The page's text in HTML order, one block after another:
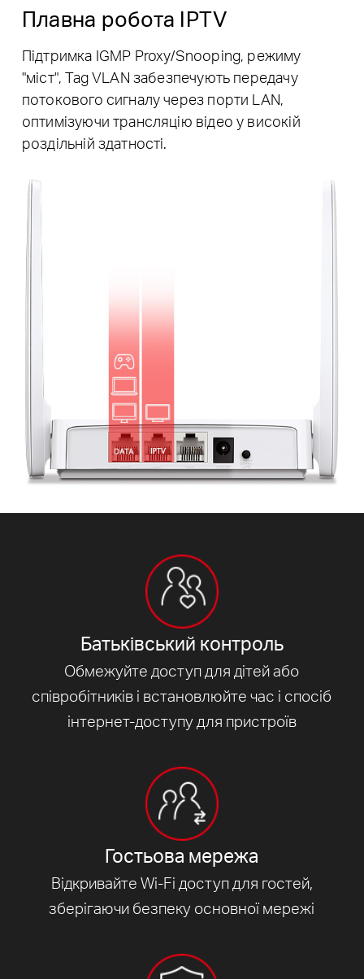
Плавна робота IPTV
Підтримка IGMP Proxy/Snooping, режиму
"міст", Tag VLAN забезпечують передачу
потокового сигналу через порти LAN,
оптимізуючи трансляцію відео у високій
роздільній здатності.
Батьківський контроль
Обмежуйте доступ для дітей або
співробітників і встановлюйте час і спосіб
інтернет-доступу для пристроїв
Гостьова мережа
Відкривайте Wi-Fi доступ для гостей,
зберігаючи безпеку основної мережі